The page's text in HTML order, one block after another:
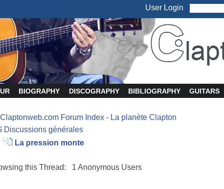
User Login
BIOGRAPHY DISCOGRAPHY BIBLIOGRAPHY GUITARS
Claptonweb.com Forum Index - La planète Clapton
Discussions générales
La pression monte
this Thread: 1 Anonymous Users